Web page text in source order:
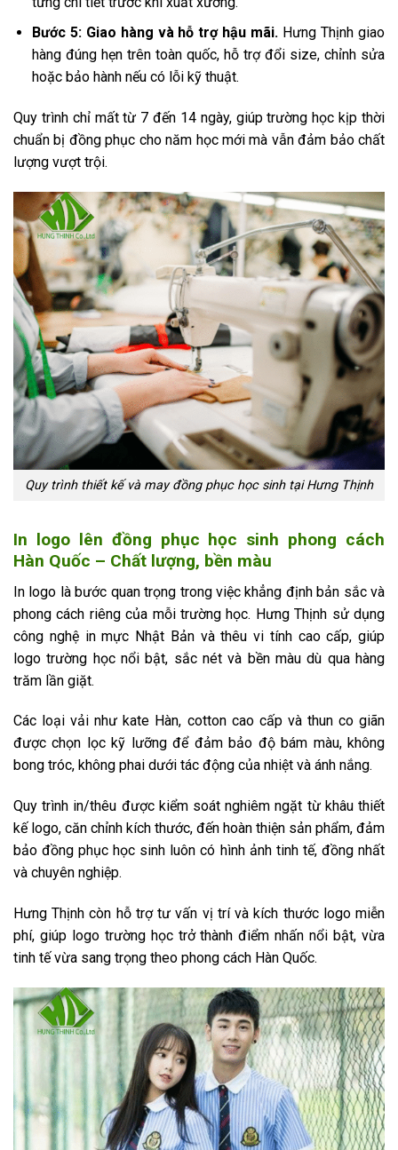
Bước 5: Giao hàng và hỗ trợ hậu mãi. Hưng Thịnh giao
hàng đúng hẹn trên toàn quốc, hỗ trợ đổi size, chỉnh sửa
hoặc bảo hành nếu có lỗi kỹ thuật.
Quy trình chỉ mất từ 7 đến 14 ngày, giúp trường học kịp thời
chuẩn bị đồng phục cho năm học mới mà vẫn đảm bảo chất
lượng vượt trội.
Quy trình thiết kế và may đồng phục học sinh tại Hưng Thịnh
In logo lên đồng phục học sinh phong cách
Hàn Quốc – Chất lượng, bền màu
In logo là bước quan trọng trong việc khẳng định bản sắc và
phong cách riêng của mỗi trường học. Hưng Thịnh sử dụng
công nghệ in mực Nhật Bản và thêu vi tính cao cấp, giúp
logo trường học nổi bật, sắc nét và bền màu dù qua hàng
trăm lần giặt.
Các loại vải như kate Hàn, cotton cao cấp và thun co giãn
được chọn lọc kỹ lưỡng để đảm bảo độ bám màu, không
bong tróc, không phai dưới tác động của nhiệt và ánh nắng.
Quy trình in/thêu được kiểm soát nghiêm ngặt từ khâu thiết
kế logo, căn chỉnh kích thước, đến hoàn thiện sản phẩm, đảm
bảo đồng phục học sinh luôn có hình ảnh tinh tế, đồng nhất
và chuyên nghiệp.
Hưng Thịnh còn hỗ trợ tư vấn vị trí và kích thước logo miễn
phí, giúp logo trường học trở thành điểm nhấn nổi bật, vừa
tinh tế vừa sang trọng theo phong cách Hàn Quốc.